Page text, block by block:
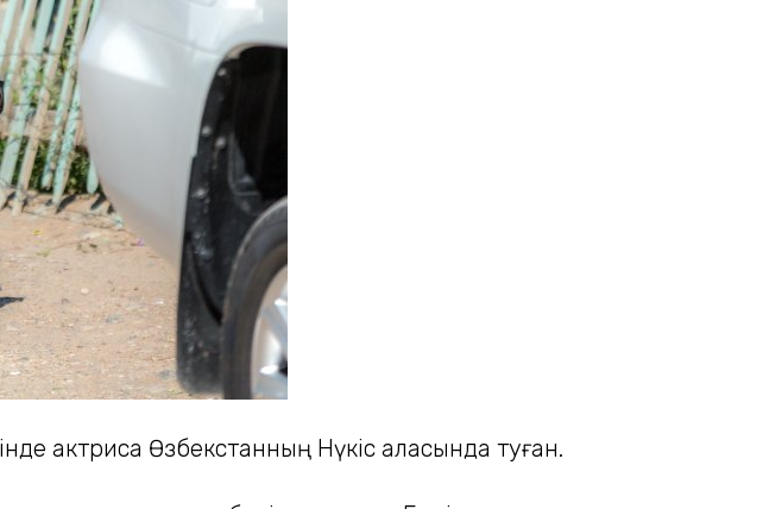
актриса Өзбекстанның Нүкіс қаласында туған.